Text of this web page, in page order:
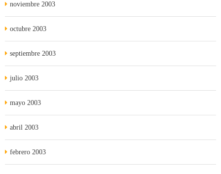
noviembre 2003
octubre 2003
septiembre 2003
julio 2003
mayo 2003
abril 2003
febrero 2003